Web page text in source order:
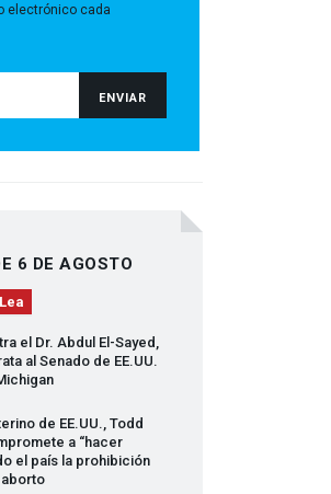
electrónico cada
6 DE AGOSTO
Lea
el Dr. Abdul El-Sayed,
al Senado de EE.UU.
de EE.UU., Todd
a “hacer
el país la prohibición